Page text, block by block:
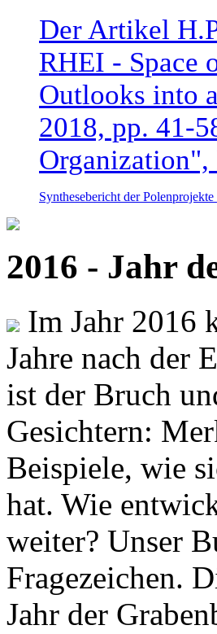
Der Artikel
RHEI - Space
Outlooks into
2018, pp. 41-
Organization",
Synthesebericht der
2016 - Jahr
Im Jahr 2016
Jahre nach der
ist der Bruch
Gesichtern:
Beispiele, wie
hat. Wie
weiter? Unser
Fragezeichen.
Jahr der